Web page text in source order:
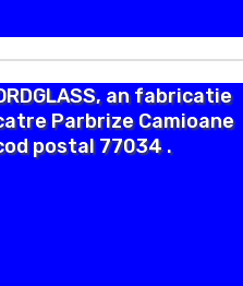
an fabricatie
Parbrize Camioane
postal 77034 .